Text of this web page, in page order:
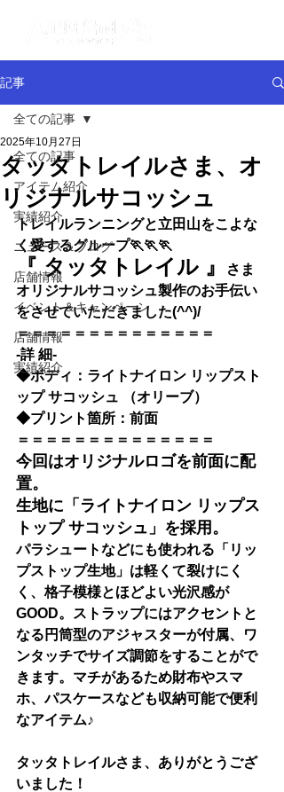
記事
全ての記事
アイテム紹介
実績紹介
ニュース＆ブログ
店舗情報
イベント＆キャンペーン
店舗情報
実績紹介
全ての記事
タッタトレイルさま、オ
リジナルサコッシュ
2025年10月27日
トレイルランニングと立田山をこよな
く愛するグループ🏃🏃🏃
『 タッタトレイル 』
さま
オリジナルサコッシュ製作のお手伝い
をさせていただきました(^^)/
＝＝＝＝＝＝＝＝＝＝＝＝＝＝
-詳 細-
◆ボディ： ライトナイロン リップスト
ップ サコッシュ （オリーブ）
◆プリント箇所：前面
＝＝＝＝＝＝＝＝＝＝＝＝＝＝
今回はオリジナルロゴを前面に配
置。
生地に「 ライトナイロン リップス
トップ サコッシュ 」を採用。
パラシュートなどにも使われる「リッ
プストップ生地」は軽くて裂けにく
く、格子模様とほどよい光沢感が
GOOD。ストラップにはアクセントと
なる円筒型のアジャスターが付属、ワ
ンタッチでサイズ調節をすることがで
きます。マチがあるため財布やスマ
ホ、パスケースなども収納可能で便利
なアイテム♪
タッタトレイルさま、ありがとうござ
いました！